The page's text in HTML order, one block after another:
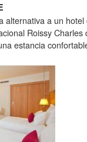
alternativa a un
Roissy Charles
estancia